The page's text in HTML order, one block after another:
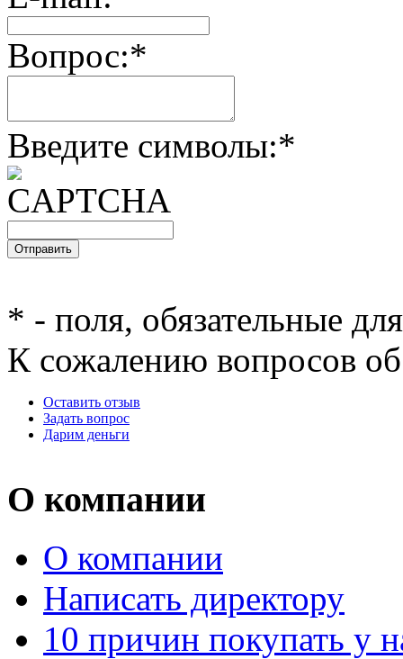
Вопрос:*
Введите символы:*
* - поля, обязательные
К сожалению вопросов об
Оставить отзыв
Задать вопрос
Дарим деньги
О компании
О компании
Написать директору
10 причин покупать у